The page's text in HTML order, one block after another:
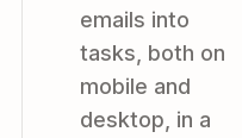
emails into
tasks, both on
mobile and
desktop, in a